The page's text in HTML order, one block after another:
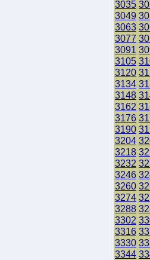
3035
3049
3063
3077
3091
3105
3120
3134
3148
3162
3176
3190
3204
3218
3232
3246
3260
3274
3288
3302
3316
3330
3344